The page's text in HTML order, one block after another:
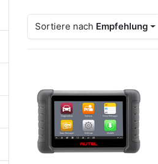
Sortiere nach Empfehlung